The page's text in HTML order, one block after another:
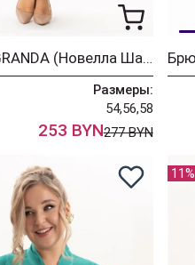
Платье ALGRANDA (Новелла Шарм) 4149
Размеры:
54,56,58
253 BYN277 BYN
11%